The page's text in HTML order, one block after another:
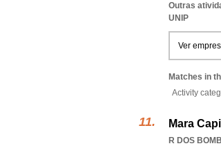
Outras
UNIP
Ver
Matches in
Activity
Mara
R DOS